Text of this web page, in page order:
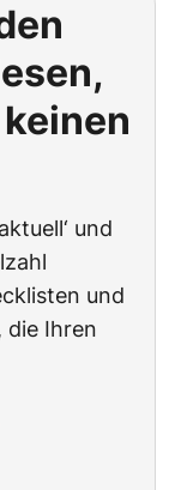
und
und
Ihren